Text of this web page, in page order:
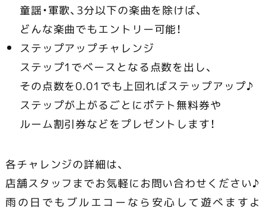
童謡・軍歌、3分以下の楽曲を除けば、
どんな楽曲でもエントリー可能！
ステップアップチャレンジ
ステップ1でベースとなる点数を出し、
その点数を0.01でも上回ればステップアップ♪
ステップが上がるごとにポテト無料券や
ルーム割引券などをプレゼントします！
各チャレンジの詳細は、
店舗スタッフまでお気軽にお問い合わせください♪
雨の日でもブルエコーなら安心して遊べますよ